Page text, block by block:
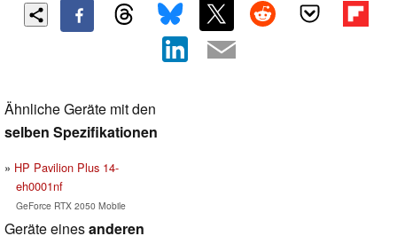
Ähnliche Geräte mit den
selben Spezifikationen
HP Pavilion Plus 14-
eh0001nf
GeForce RTX 2050 Mobile
Geräte einesanderen